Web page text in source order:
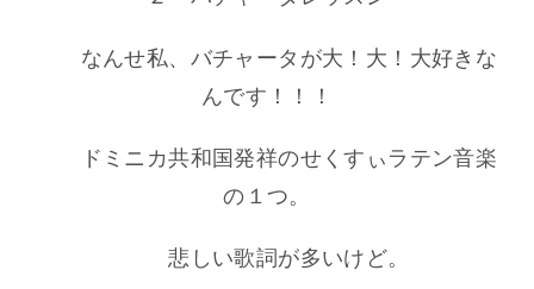
なんせ私、バチャータが大！大！大好きな
んです！！！
ドミニカ共和国発祥のせくすぃラテン音楽
の１つ。
悲しい歌詞が多いけど。